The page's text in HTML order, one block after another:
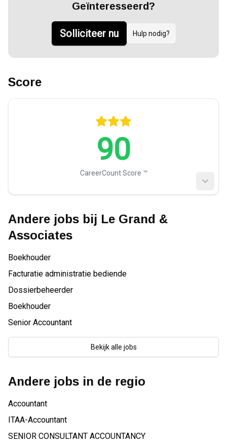
Geïnteresseerd?
Solliciteer nu Hulp nodig?
Score
90
CareerCount Score ™️
Andere jobs bij Le Grand &
Associates
Boekhouder
Facturatie administratie bediende
Dossierbeheerder
Boekhouder
Senior Accountant
Bekijk alle jobs
Andere jobs in de regio
Accountant
ITAA-Accountant
SENIOR CONSULTANT ACCOUNTANCY